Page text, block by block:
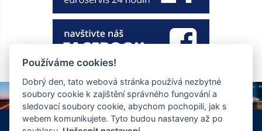
Používáme cookies!
Dobrý den, tato webová stránka používá nezbytné
soubory cookie k zajištění správného fungování a
sledovací soubory cookie, abychom pochopili, jak s
webem komunikujete. Tyto budou nastaveny až po